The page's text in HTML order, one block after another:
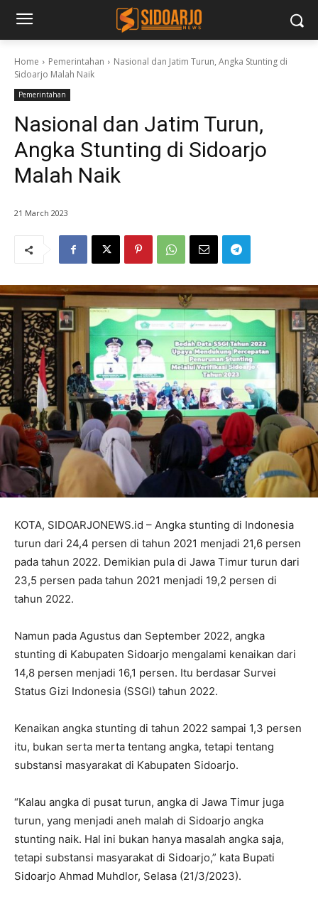
Home Pemerintahan
Nasional dan Jatim Turun, Angka Stunting di
Sidoarjo Malah Naik
Pemerintahan
Nasional dan Jatim Turun,
Angka Stunting di Sidoarjo
Malah Naik
21 March 2023
KOTA, SIDOARJONEWS.id – Angka stunting di Indonesia
turun dari 24,4 persen di tahun 2021 menjadi 21,6 persen
pada tahun 2022. Demikian pula di Jawa Timur turun dari
23,5 persen pada tahun 2021 menjadi 19,2 persen di
tahun 2022.
Namun pada Agustus dan September 2022, angka
stunting di Kabupaten Sidoarjo mengalami kenaikan dari
14,8 persen menjadi 16,1 persen. Itu berdasar Survei
Status Gizi Indonesia (SSGI) tahun 2022.
Kenaikan angka stunting di tahun 2022 sampai 1,3 persen
itu, bukan serta merta tentang angka, tetapi tentang
substansi masyarakat di Kabupaten Sidoarjo.
“Kalau angka di pusat turun, angka di Jawa Timur juga
turun, yang menjadi aneh malah di Sidoarjo angka
stunting naik. Hal ini bukan hanya masalah angka saja,
tetapi substansi masyarakat di Sidoarjo,” kata Bupati
Sidoarjo Ahmad Muhdlor, Selasa (21/3/2023).